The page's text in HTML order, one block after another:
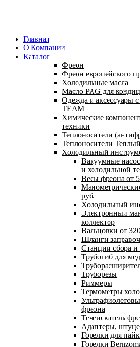
Главная
О Компании
Каталог
Фреон
Фреон европейского
Холодильные масла
Масло PAG для
Одежда и аксессуары
TEAM
Химические
техники
Теплоносители
Теплоносители
Холодильный
Вакуумные
и холодильной
Весы фреона от
руб.
Холодильный
Электронный
коллектор
Вальцовки от
Шланги
Станции сбора и
Трубогиб для
Труборезы
Риммеры
Термометры
фреона
Течеискатель
Адаптеры,
Горелки для
Горелки